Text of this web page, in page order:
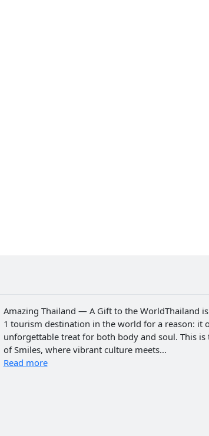
Amazing Thailand — A Gift to the WorldThailand
1 tourism destination in the world for a reason: it
unforgettable treat for both body and soul. This is
of Smiles, where vibrant culture meets...
Read more